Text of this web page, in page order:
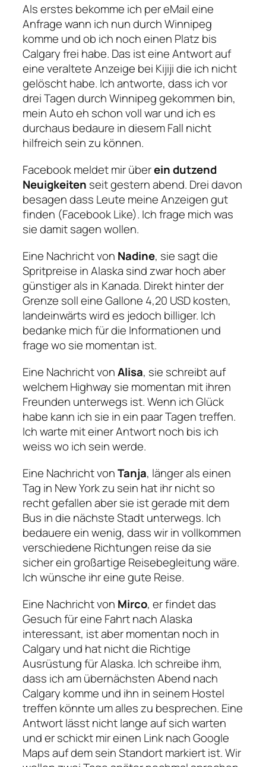
Als erstes bekomme ich per eMail eine
Anfrage wann ich nun durch Winnipeg
komme und ob ich noch einen Platz bis
Calgary frei habe. Das ist eine Antwort auf
eine veraltete Anzeige bei Kijiji die ich nicht
gelöscht habe. Ich antworte, dass ich vor
drei Tagen durch Winnipeg gekommen bin,
mein Auto eh schon voll war und ich es
durchaus bedaure in diesem Fall nicht
hilfreich sein zu können.
Facebook meldet mir überein dutzend
Neuigkeiten seit gestern abend. Drei davon
besagen dass Leute meine Anzeigen gut
finden (Facebook Like). Ich frage mich was
sie damit sagen wollen.
Eine Nachricht von Nadine, sie sagt die
Spritpreise in Alaska sind zwar hoch aber
günstiger als in Kanada. Direkt hinter der
Grenze soll eine Gallone 4,20 USD kosten,
landeinwärts wird es jedoch billiger. Ich
bedanke mich für die Informationen und
frage wo sie momentan ist.
Eine Nachricht vonAlisa, sie schreibt auf
welchem Highway sie momentan mit ihren
Freunden unterwegs ist. Wenn ich Glück
habe kann ich sie in ein paar Tagen treffen.
Ich warte mit einer Antwort noch bis ich
weiss wo ich sein werde.
Eine Nachricht vonTanja, länger als einen
Tag in New York zu sein hat ihr nicht so
recht gefallen aber sie ist gerade mit dem
Bus in die nächste Stadt unterwegs. Ich
bedauere ein wenig, dass wir in vollkommen
verschiedene Richtungen reise da sie
sicher ein großartige Reisebegleitung wäre.
Ich wünsche ihr eine gute Reise.
Eine Nachricht von Mirco, er findet das
Gesuch für eine Fahrt nach Alaska
interessant, ist aber momentan noch in
Calgary und hat nicht die Richtige
Ausrüstung für Alaska. Ich schreibe ihm,
dass ich am übernächsten Abend nach
Calgary komme und ihn in seinem Hostel
treffen könnte um alles zu besprechen. Eine
Antwort lässt nicht lange auf sich warten
und er schickt mir einen Link nach Google
Maps auf dem sein Standort markiert ist. Wir